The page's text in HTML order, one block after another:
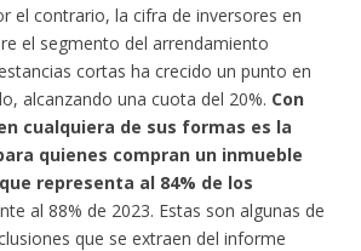
el contrario, la cifra de inversores en
el segmento del arrendamiento
cortas ha crecido un punto en
alcanzando una cuota del 20%. Con
cualquiera de sus formas es la
quienes compran un inmueble
representa al 84% de los
al 88% de 2023. Estas son algunas de
que se extraen del informe